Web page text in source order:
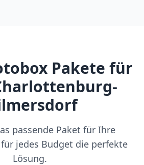
Pakete für
passende Paket für Ihre
jedes Budget die perfekte
Lösung.